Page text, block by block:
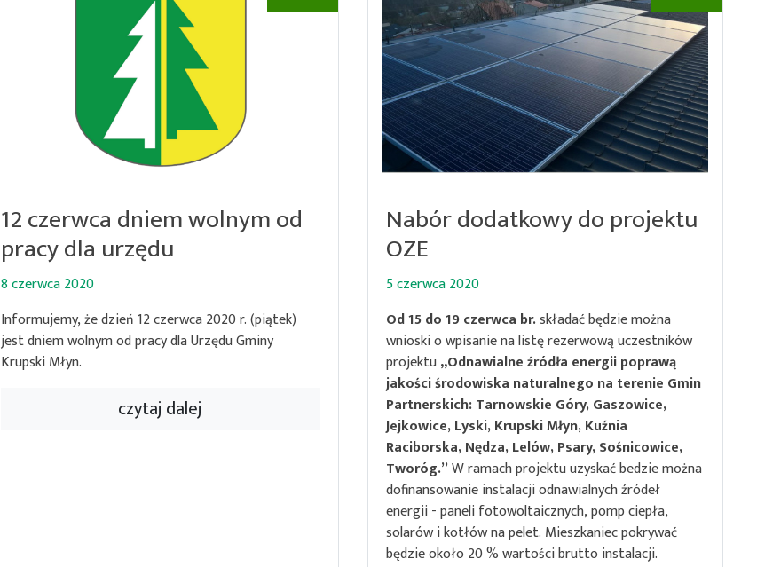
12 czerwca dniem wolnym od
pracy dla urzędu
8 czerwca 2020
Informujemy, że dzień 12 czerwca 2020 r. (piątek)
jest dniem wolnym od pracy dla Urzędu Gminy
Krupski Młyn.
czytaj dalej
Nabór dodatkowy do projektu
OZE
5 czerwca 2020
Od 15 do 19 czerwca br.składać będzie można
wnioski o wpisanie na listę rezerwową uczestników
projektu„Odnawialne źródła energii poprawą
jakości środowiska naturalnego na terenie Gmin
Partnerskich: Tarnowskie Góry, Gaszowice,
Jejkowice, Lyski, Krupski Młyn, Kuźnia
Raciborska, Nędza, Lelów, Psary, Sośnicowice,
Tworóg.”W ramach projektu uzyskać bedzie można
dofinansowanie instalacji odnawialnych źródeł
energii - paneli fotowoltaicznych, pomp ciepła,
solarów i kotłów na pelet. Mieszkaniec pokrywać
będzie około 20 % wartości brutto instalacji.